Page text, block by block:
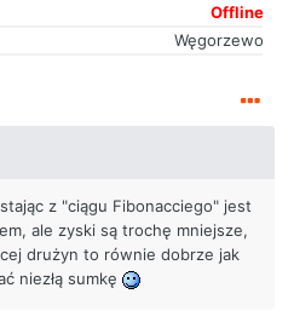
Offline
Węgorzewo
z "ciągu Fibonacciego" jest
ale zyski są trochę mniejsze,
drużyn to równie dobrze jak
niezłą sumkę